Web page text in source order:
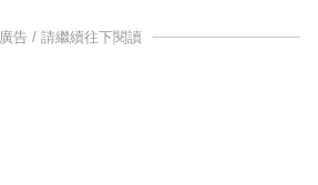
廣告 / 請繼續往下閱讀